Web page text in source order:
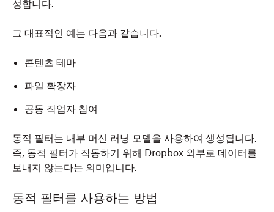
성합니다.
그 대표적인 예는 다음과 같습니다.
콘텐츠 테마
파일 확장자
공동 작업자 참여
동적 필터는 내부 머신 러닝 모델을 사용하여 생성됩니다.
즉, 동적 필터가 작동하기 위해 Dropbox 외부로 데이터를
보내지 않는다는 의미입니다.
동적 필터를 사용하는 방법